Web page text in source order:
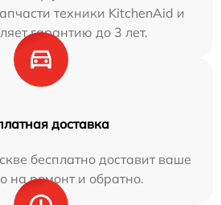
техники KitchenAid и
гарантию до 3 лет.
доставка
бесплатно доставит ваше
на ремонт и обратно.